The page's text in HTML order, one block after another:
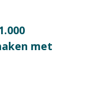
met